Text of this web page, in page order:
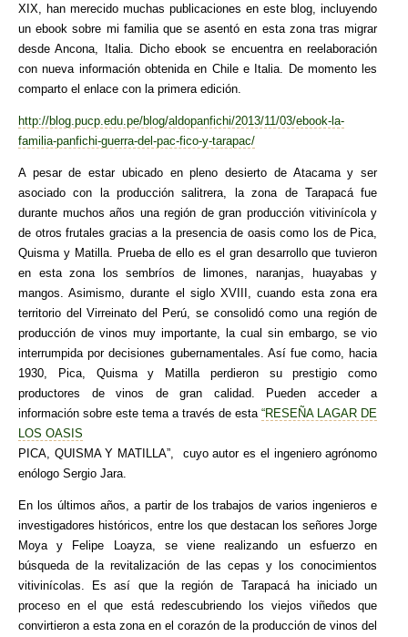
XIX, han merecido muchas publicaciones en este blog, incluyendo
un ebook sobre mi familia que se asentó en esta zona tras migrar
desde Ancona, Italia. Dicho ebook se encuentra en reelaboración
con nueva información obtenida en Chile e Italia. De momento les
comparto el enlace con la primera edición.
http://blog.pucp.edu.pe/blog/aldopanfichi/2013/11/03/ebook-la-
familia-panfichi-guerra-del-pac-fico-y-tarapac/
A pesar de estar ubicado en pleno desierto de Atacama y ser
asociado con la producción salitrera, la zona de Tarapacá fue
durante muchos años una región de gran producción vitivinícola y
de otros frutales gracias a la presencia de oasis como los de Pica,
Quisma y Matilla. Prueba de ello es el gran desarrollo que tuvieron
en esta zona los sembríos de limones, naranjas, huayabas y
mangos. Asimismo, durante el siglo XVIII, cuando esta zona era
territorio del Virreinato del Perú, se consolidó como una región de
producción de vinos muy importante, la cual sin embargo, se vio
interrumpida por decisiones gubernamentales. Así fue como, hacia
1930, Pica, Quisma y Matilla perdieron su prestigio como
productores de vinos de gran calidad. Pueden acceder a
información sobre este tema a través de esta“RESEÑA LAGAR DE
LOS OASIS
PICA, QUISMA Y MATILLA”, cuyo autor es el ingeniero agrónomo
enólogo Sergio Jara.
En los últimos años, a partir de los trabajos de varios ingenieros e
investigadores históricos, entre los que destacan los señores Jorge
Moya y Felipe Loayza, se viene realizando un esfuerzo en
búsqueda de la revitalización de las cepas y los conocimientos
vitivinícolas. Es así que la región de Tarapacá ha iniciado un
proceso en el que está redescubriendo los viejos viñedos que
convirtieron a esta zona en el corazón de la producción de vinos del